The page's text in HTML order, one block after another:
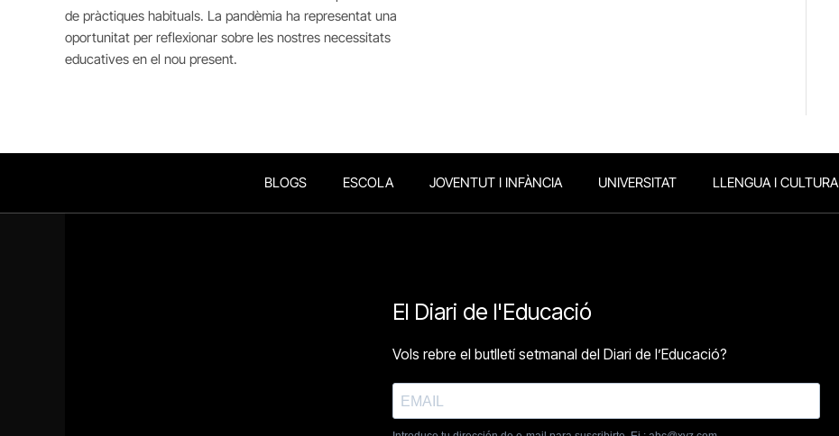
de pràctiques habituals. La pandèmia ha representat una
oportunitat per reflexionar sobre les nostres necessitats
educatives en el nou present.
BLOGS ESCOLA JOVENTUT I INFÀNCIA UNIVERSITAT LLENGUA I CULTURA